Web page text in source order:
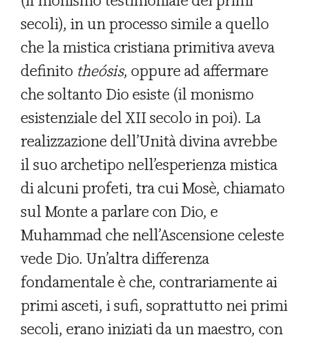
secoli), in un processo simile a quello
che la mistica cristiana primitiva aveva
definito theósis, oppure ad affermare
che soltanto Dio esiste (il monismo
esistenziale del XII secolo in poi). La
realizzazione dell’Unità divina avrebbe
il suo archetipo nell’esperienza mistica
di alcuni profeti, tra cui Mosè, chiamato
sul Monte a parlare con Dio, e
Muhammad che nell’Ascensione celeste
vede Dio. Un’altra differenza
fondamentale è che, contrariamente ai
primi asceti, i sufi, soprattutto nei primi
secoli, erano iniziati da un maestro, con